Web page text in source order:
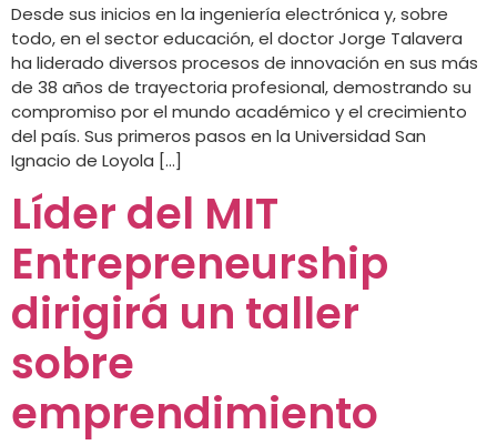
Desde sus inicios en la ingeniería electrónica y, sobre
todo, en el sector educación, el doctor Jorge Talavera
ha liderado diversos procesos de innovación en sus más
de 38 años de trayectoria profesional, demostrando su
compromiso por el mundo académico y el crecimiento
del país. Sus primeros pasos en la Universidad San
Ignacio de Loyola […]
Líder del MIT
Entrepreneurship
dirigirá un taller
sobre
emprendimiento